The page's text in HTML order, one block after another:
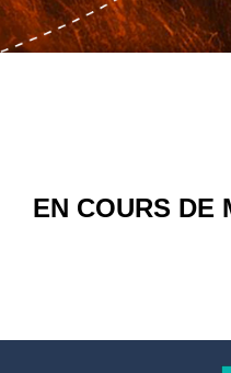
EN COURS DE